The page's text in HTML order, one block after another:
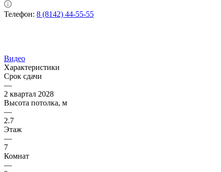
Телефон: 8 (8142) 44-55-55
Видео
Характеристики
Срок сдачи
—
2 квартал 2028
Высота потолка, м
—
2.7
Этаж
—
7
Комнат
—